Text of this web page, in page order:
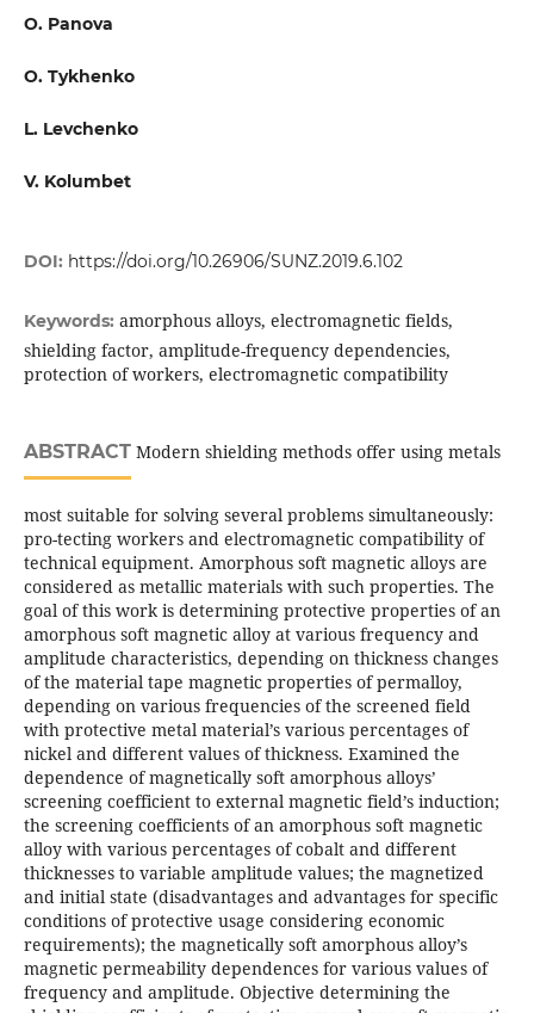
O. Panova
O. Tykhenko
L. Levchenko
V. Kolumbet
DOI: https://doi.org/10.26906/SUNZ.2019.6.102
Keywords: amorphous alloys, electromagnetic fields,
shielding factor, amplitude-frequency dependencies,
protection of workers, electromagnetic compatibility
ABSTRACTModern shielding methods offer using metals
most suitable for solving several problems simultaneously:
pro-tecting workers and electromagnetic compatibility of
technical equipment. Amorphous soft magnetic alloys are
considered as metallic materials with such properties. The
goal of this work is determining protective properties of an
amorphous soft magnetic alloy at various frequency and
amplitude characteristics, depending on thickness changes
of the material tape magnetic properties of permalloy,
depending on various frequencies of the screened field
with protective metal material’s various percentages of
nickel and different values of thickness. Examined the
dependence of magnetically soft amorphous alloys’
screening coefficient to external magnetic field’s induction;
the screening coefficients of an amorphous soft magnetic
alloy with various percentages of cobalt and different
thicknesses to variable amplitude values; the magnetized
and initial state (disadvantages and advantages for specific
conditions of protective usage considering economic
requirements); the magnetically soft amorphous alloy’s
magnetic permeability dependences for various values of
frequency and amplitude. Objective determining the